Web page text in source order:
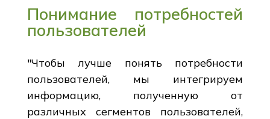
Понимание потребностей
пользователей
"Чтобы лучше понять потребности
пользователей, мы интегрируем
информацию, полученную от
различных сегментов пользователей,